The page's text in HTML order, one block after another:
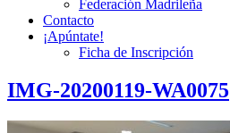
Federación Madrileña
Contacto
¡Apúntate!
Ficha de Inscripción
IMG-20200119-WA0075